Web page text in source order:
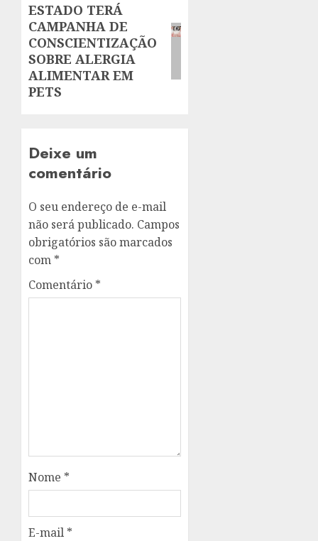
Next
post:
ESTADO TERÁ
CAMPANHA DE
CONSCIENTIZAÇÃO
SOBRE ALERGIA
ALIMENTAR EM
PETS
Deixe um
comentário
O seu endereço de e-mail
não será publicado. Campos
obrigatórios são marcados
com *
Comentário *
Nome *
E-mail *